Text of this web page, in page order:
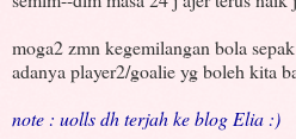
moga2 zmn kegemilangan bola
adanya player2/goalie yg boleh kita
note : uolls dh terjah ke blog Elia :)